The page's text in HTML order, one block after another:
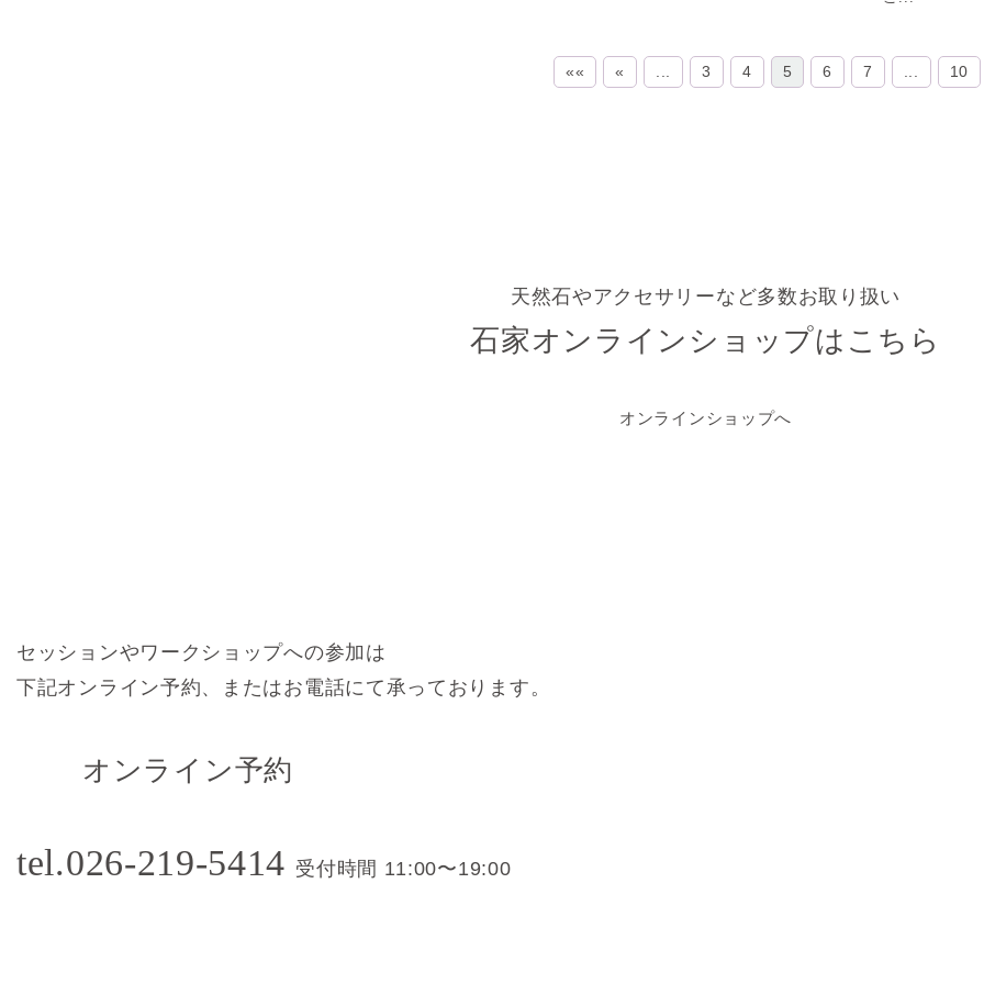
«« « 3 4 5 6 7 10
天然石やアクセサリーなど多数お取り扱い
石家オンラインショップはこちら
オンラインショップへ
セッションやワークショップへの参加は
下記オンライン予約、またはお電話にて承っております。
オンライン予約
tel.026-219-5414 受付時間 11:00〜19:00